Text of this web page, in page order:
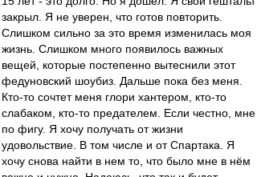
закрыл. Я не уверен, что готов повторить.
Слишком сильно за это время изменилась моя
жизнь. Слишком много появилось важных
вещей, которые постепенно вытеснили этот
федуновский шоубиз. Дальше пока без меня.
Кто-то сочтет меня глори хантером, кто-то
слабаком, кто-то предателем. Если честно, мне
по фигу. Я хочу получать от жизни
удовольствие. В том числе и от Спартака. Я
хочу снова найти в нем то, что было мне в нём